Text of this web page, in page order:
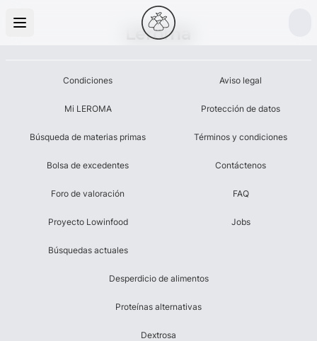
Leroma
Condiciones
Mi LEROMA
Búsqueda de materias primas
Bolsa de excedentes
Foro de valoración
Proyecto Lowinfood
Búsquedas actuales
Aviso legal
Protección de datos
Términos y condiciones
Contáctenos
FAQ
Jobs
Desperdicio de alimentos
Proteínas alternativas
Dextrosa